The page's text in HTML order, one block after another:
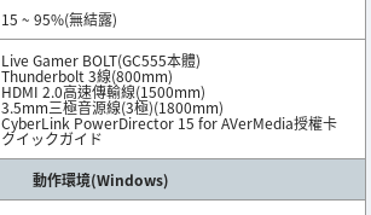
15 ~ 95%(無結露)
Live Gamer BOLT(GC555本體)
Thunderbolt 3線(800mm)
HDMI 2.0高速傳輸線(1500mm)
3.5mm三極音源線(3極)(1800mm)
CyberLink PowerDirector 15 for AVerMedia授權卡
クイックガイド
動作環境(Windows)